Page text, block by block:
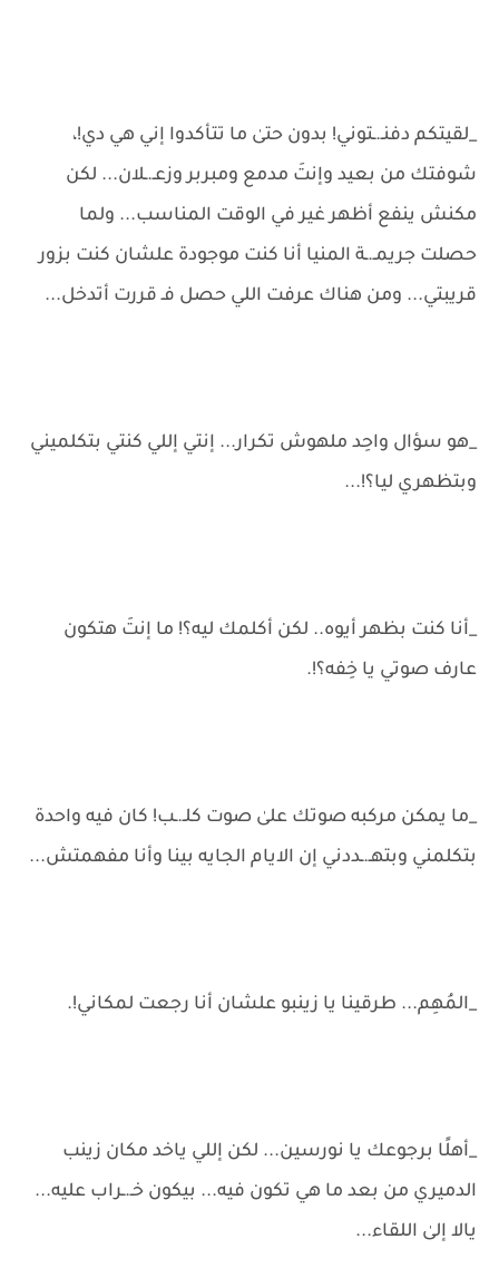
_لقيتكم دفنـ.ـتوني! بدون حتىٰ ما تتأكدوا إني هي دي!،
شوفتك من بعيد وإنتَ مدمع ومبربر وزعـ.ـلان... لكن
مكنش ينفع أظهر غير في الوقت المناسب... ولما
حصلت جريمـ.ـة المنيا أنا كنت موجودة علشان كنت بزور
قريبتي... ومن هناك عرفت اللي حصل فـ قررت أتدخل...
_هو سؤال واحِد ملهوش تكرار... إنتي إللي كنتي بتكلميني
وبتظهري ليا؟!...
_أنا كنت بظهر أيوه.. لكن أكلمك ليه؟! ما إنتَ هتكون
عارف صوتي يا خِفه؟!.
_ما يمكن مركبه صوتك علىٰ صوت كلـ.ـب! كان فيه واحدة
بتكلمني وبتهـ.ـددني إن الايام الجايه بينا وأنا مفهمتش...
_المُهِم... طرقينا يا زينبو علشان أنا رجعت لمكاني!.
_أهلًا برجوعك يا نورسين... لكن إللي ياخد مكان زينب
الدميري من بعد ما هي تكون فيه... بيكون خـ.ـراب عليه...
يالا إلىٰ اللقاء...